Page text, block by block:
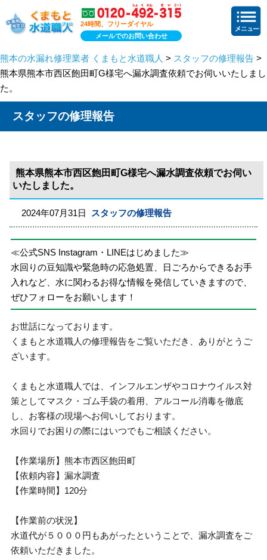
24時間、フリーダイヤル
メールでのお問い合わせ
熊本の水漏れ修理業者 くまもと水道職人 > スタッフの修理報告 >
熊本県熊本市西区飽田町G様宅へ漏水調査依頼でお伺いいたしまし
た。
スタッフの修理報告
熊本県熊本市西区飽田町G様宅へ漏水調査依頼でお伺い
いたしました。
2024年07月31日 スタッフの修理報告
≪公式SNS Instagram・LINEはじめました≫
水回りの豆知識や緊急時の応急処置、日ごろからできるお手
入れなど、水に関わるお得な情報を発信していきますので、
ぜひフォローをお願いします！
お世話になっております。
くまもと水道職人の修理報告をご覧いただき、ありがとうご
ざいます。
くまもと水道職人では、インフルエンザやコロナウイルス対
策としてマスク・ゴム手袋の着用、アルコール消毒を徹底
し、お客様の現場へお伺いしております。
水回りでお困りの際にはいつでもご相談ください。
【作業場所】熊本市西区飽田町
【依頼内容】漏水調査
【作業時間】120分
【作業前の状況】
水道代が５０００円もあがったということで、漏水調査をご
依頼いただきました。